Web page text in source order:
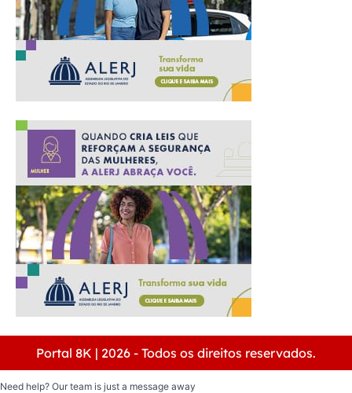
Portal 8K | 2026 - Todos os direitos reservados.
Need help? Our team is just a message away